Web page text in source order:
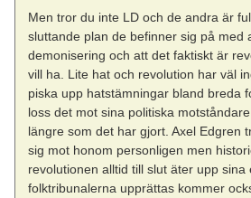
Men tror du inte LD och de andra är
sluttande plan de befinner sig på med
demonisering och att det faktiskt är
vill ha. Lite hat och revolution har väl
piska upp hatstämningar bland breda
loss det mot sina politiska
längre som det har gjort. Axel Edgren
sig mot honom personligen men
revolutionen alltid till slut äter upp sina
folktribunalerna upprättas kommer